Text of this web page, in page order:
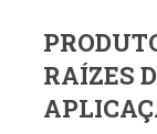
RAÍZES